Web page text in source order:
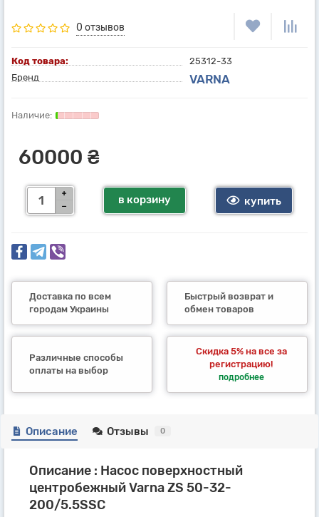
0 отзывов
Код товара:
25312-33
Бренд
VARNA
60000 ₴
в корзину купить
Доставка по всем
городам Украины
Быстрый возврат и
обмен товаров
Различные способы
оплаты на выбор
Скидка 5% на все за
регистрацию!
подробнее
Описание Отзывы 0
Описание : Насос поверхностный
центробежный Varna ZS 50-32-
200/5.5SSC